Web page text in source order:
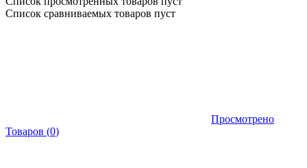
Список сравниваемых товаров пуст
Просмотрено
Товаров (0)